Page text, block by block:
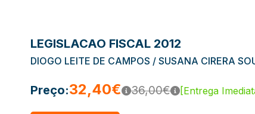
LEGISLACAO FISCAL 2012
DIOGO LEITE DE CAMPOS / SUSANA CIRERA
Preço:32,40€ 36,00€ [Entrega